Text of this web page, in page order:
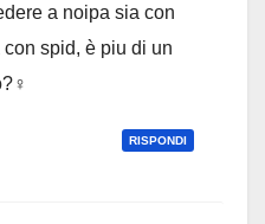
a noipa sia con
con spid, è piu di un
RISPONDI